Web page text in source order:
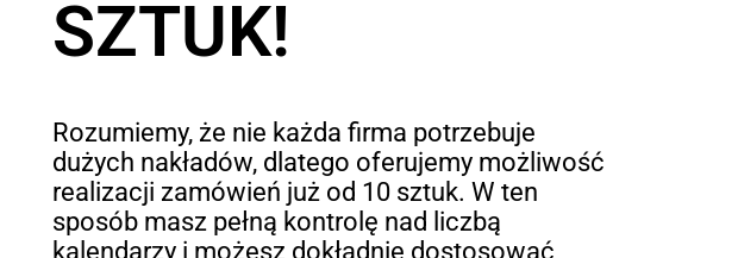
SZTUK!
Rozumiemy, że nie każda firma potrzebuje
dużych nakładów, dlatego oferujemy możliwość
realizacji zamówień już od 10 sztuk. W ten
sposób masz pełną kontrolę nad liczbą
kalendarzy i możesz dokładnie dostosować